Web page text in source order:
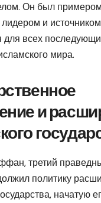
Он был примером
лидером и источником
для всех
мира.
и
третий
политику
начатую